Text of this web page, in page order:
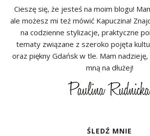
Cieszę się, że jesteś na moim blogu!
ale możesz mi też mówić Kapuczina!
na codzienne stylizacje, praktyczne
tematy związane z szeroko pojęta
oraz piękny Gdańsk w tle. Mam
mną na dłużej!
ŚLEDŹ MNIE